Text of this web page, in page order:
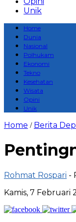
Unik
Home
Dunia
Nasional
Polhukam
Ekonomi
Tekno
Kesehatan
Wisata
Opini
Unik
Home / Berita
Rohmat Rospari -
Kamis, 7 Februari